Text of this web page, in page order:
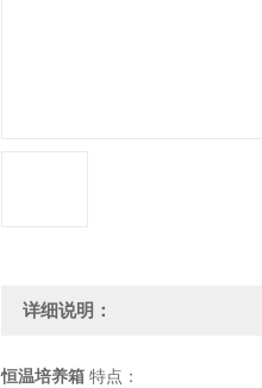
详细说明：
恒温培养箱 特点：